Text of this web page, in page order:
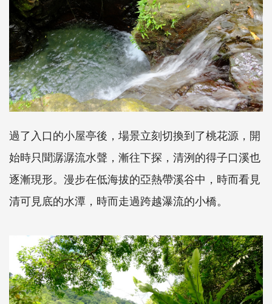
過了入口的小屋亭後，場景立刻切換到了桃花源，開
始時只聞潺潺流水聲，漸往下探，清洌的得子口溪也
逐漸現形。漫步在低海拔的亞熱帶溪谷中，時而看見
清可見底的水潭，時而走過跨越瀑流的小橋。